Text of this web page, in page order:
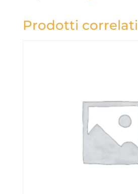
Prodotti correlati